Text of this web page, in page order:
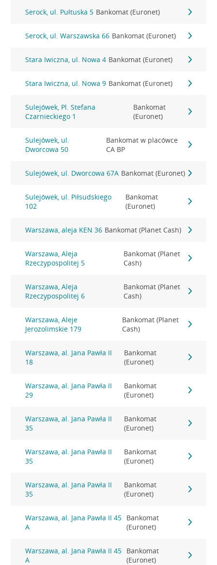
Serock, ul. Pułtuska 5 Bankomat (Euronet)
Serock, ul. Warszawska 66 Bankomat (Euronet)
Stara Iwiczna, ul. Nowa 4 Bankomat (Euronet)
Stara Iwiczna, ul. Nowa 9 Bankomat (Euronet)
Sulejówek, Pl. Stefana
Czarnieckiego 1
Bankomat
(Euronet)
Sulejówek, ul.
Dworcowa 50
Bankomat w placówce
CA BP
Sulejówek, ul. Dworcowa 67A Bankomat (Euronet)
Sulejówek, ul. Piłsudskiego
102
Bankomat
(Euronet)
Warszawa, aleja KEN 36 Bankomat (Planet Cash)
Warszawa, Aleja
Rzeczypospolitej 5
Bankomat (Planet
Cash)
Warszawa, Aleja
Rzeczypospolitej 6
Bankomat (Planet
Cash)
Warszawa, Aleje
Jerozolimskie 179
Bankomat (Planet
Cash)
Warszawa, al. Jana Pawła II
18
Bankomat
(Euronet)
Warszawa, al. Jana Pawła II
29
Bankomat
(Euronet)
Warszawa, al. Jana Pawła II
35
Bankomat
(Euronet)
Warszawa, al. Jana Pawła II
35
Bankomat
(Euronet)
Warszawa, al. Jana Pawła II
35
Bankomat
(Euronet)
Warszawa, al. Jana Pawła II 45
A
Bankomat
(Euronet)
Warszawa, al. Jana Pawła II 45
A
Bankomat
(Euronet)